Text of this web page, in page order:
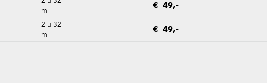
m
€ 49,-
2 u 32
m
€ 49,-